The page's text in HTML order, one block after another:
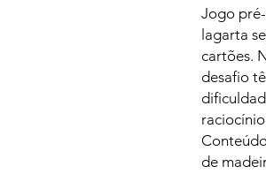
Jogo
lagarta
cartões.
desafio
de